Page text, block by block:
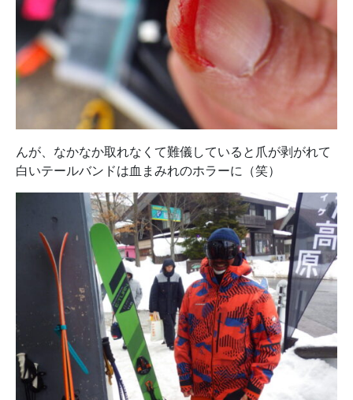
んが、なかなか取れなくて難儀していると爪が剥がれて
白いテールバンドは血まみれのホラーに（笑）